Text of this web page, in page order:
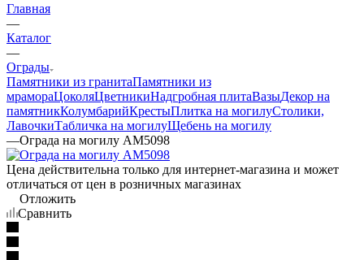
Главная
—
Каталог
—
Ограды
Памятники из гранитаПамятники из
мрамораЦоколяЦветникиНадгробная плитаВазыДекор на
памятникКолумбарийКрестыПлитка на могилуСтолики,
ЛавочкиТабличка на могилуЩебень на могилу
—Ограда на могилу AM5098
Цена действительна только для интернет-магазина и может
отличаться от цен в розничных магазинах
Отложить
Сравнить